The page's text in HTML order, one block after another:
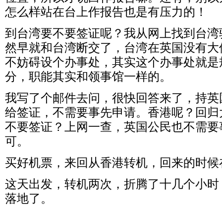
怎么样站在台上作报告也是有压力的！
到台湾要不要签证呢？我从网上找到台
然早就和台湾断交了，台湾在英国没有
不妨碍设个办事处，其实这个办事处就
分，职能其实和领事馆一样的。
我写了个邮件去问，很快回答来了，持
给签证，不需要事先申请。香港呢？回
不要签证？上网一查，英国公民也不需
可。
买好机票，来回从香港转机，回来的时
这天出发，转机两次，折腾了十几个小
落地了。